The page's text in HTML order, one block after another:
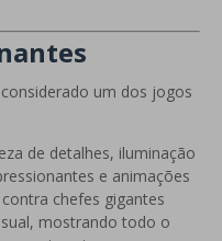
um dos jogos
de detalhes, iluminação
e animações
chefes gigantes
mostrando todo o